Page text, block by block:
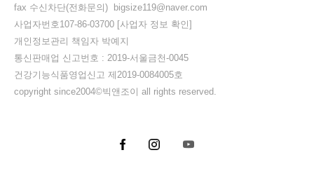
fax 수신차단(전화문의) bigsize119@naver.com
사업자번호107-86-03700 [사업자 정보 확인]
개인정보관리 책임자 박예지
통신판매업 신고번호 : 2019-서울금천-0045
건강기능식품영업신고 제2019-0084005호
copyright since2004©빅앤조이 all rights reserved.